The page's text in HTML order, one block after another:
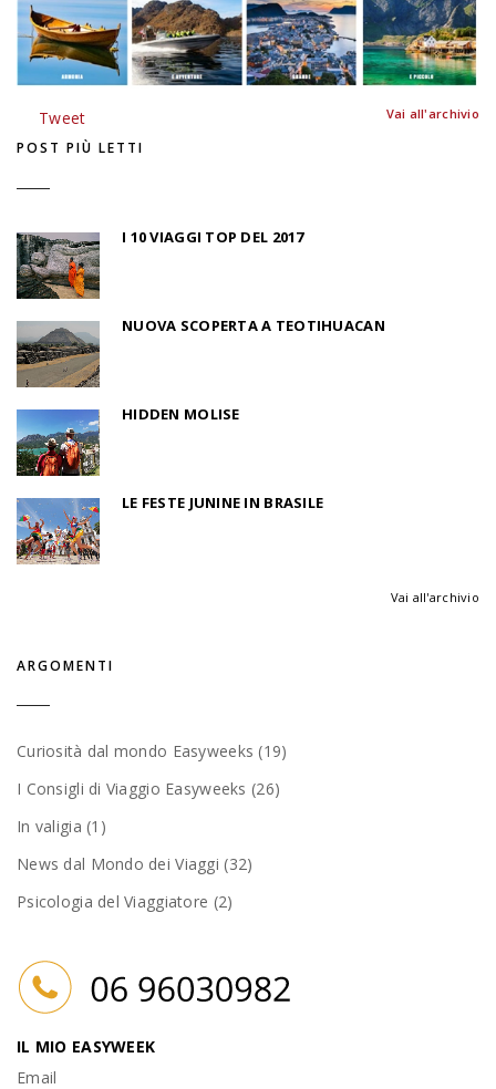
Vai all'archivio
Tweet
POST PIÙ LETTI
I 10 VIAGGI TOP DEL 2017
NUOVA SCOPERTA A TEOTIHUACAN
HIDDEN MOLISE
LE FESTE JUNINE IN BRASILE
Vai all'archivio
ARGOMENTI
Curiosità dal mondo Easyweeks (19)
I Consigli di Viaggio Easyweeks (26)
In valigia (1)
News dal Mondo dei Viaggi (32)
Psicologia del Viaggiatore (2)
IL MIO EASYWEEK
Email